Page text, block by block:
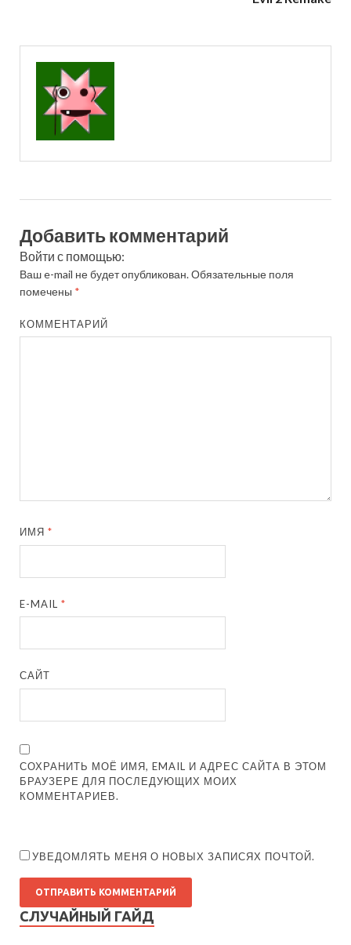
Добавить комментарий
Войти с помощью:
Ваш e-mail не будет опубликован.Обязательные поля
помечены *
КОММЕНТАРИЙ
ИМЯ*
E-MAIL*
САЙТ
СОХРАНИТЬ МОЁ ИМЯ, EMAIL И АДРЕС САЙТА В ЭТОМ
БРАУЗЕРЕ ДЛЯ ПОСЛЕДУЮЩИХ МОИХ
КОММЕНТАРИЕВ.
УВЕДОМЛЯТЬ МЕНЯ О НОВЫХ ЗАПИСЯХ ПОЧТОЙ.
СЛУЧАЙНЫЙ ГАЙД